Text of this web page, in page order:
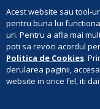
Acest website sau tool-
pentru buna lui
uri. Pentru a afla mai
poti sa revoci acordul
Politica de Cookies.
derularea paginii,
website in orice fel, iti